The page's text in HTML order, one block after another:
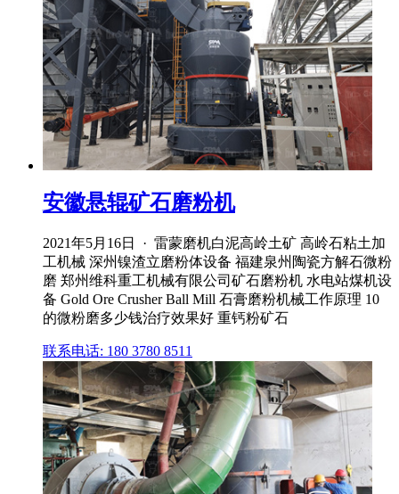
安徽悬辊矿石磨粉机
2021年5月16日 · 雷蒙磨机白泥高岭土矿 高岭石粘土加
工机械 深州镍渣立磨粉体设备 福建泉州陶瓷方解石微粉
磨 郑州维科重工机械有限公司矿石磨粉机 水电站煤机设
备 Gold Ore Crusher Ball Mill 石膏磨粉机械工作原理 10
的微粉磨多少钱治疗效果好 重钙粉矿石
联系电话: 180 3780 8511